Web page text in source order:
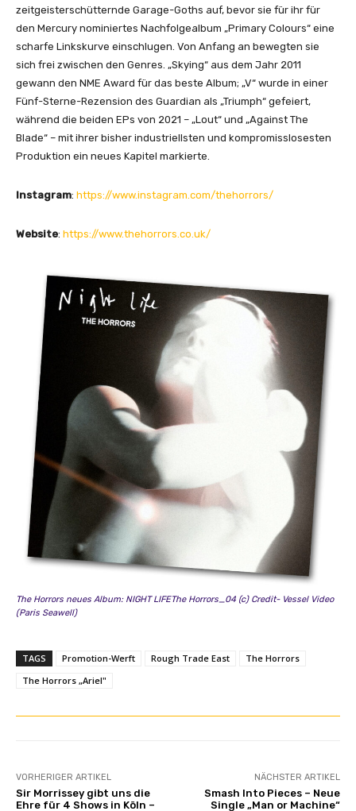
zeitgeisterschütternde Garage-Goths auf, bevor sie für ihr für
den Mercury nominiertes Nachfolgealbum „Primary Colours“ eine
scharfe Linkskurve einschlugen. Von Anfang an bewegten sie
sich frei zwischen den Genres. „Skying“ aus dem Jahr 2011
gewann den NME Award für das beste Album; „V“ wurde in einer
Fünf-Sterne-Rezension des Guardian als „Triumph“ gefeiert,
während die beiden EPs von 2021 – „Lout“ und „Against The
Blade“ – mit ihrer bisher industriellsten und kompromisslosesten
Produktion ein neues Kapitel markierte.
Instagram: https://www.instagram.com/thehorrors/
Website: https://www.thehorrors.co.uk/
The Horrors neues Album: NIGHT LIFEThe Horrors_04 (c) Credit- Vessel Video
(Paris Seawell)
TAGS Promotion-Werft Rough Trade East
The Horrors
The Horrors „Ariel"
VORHERIGER ARTIKEL
Sir Morrissey gibt uns die
Ehre für 4 Shows in Köln –
NÄCHSTER ARTIKEL
Smash Into Pieces – Neue
Single „Man or Machine“